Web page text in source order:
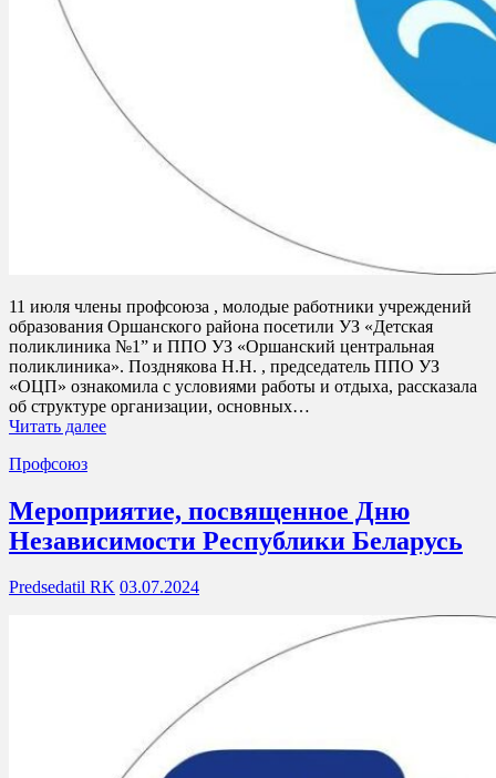
11 июля члены профсоюза , молодые работники учреждений
образования Оршанского района посетили УЗ «Детская
поликлиника №1” и ППО УЗ «Оршанский центральная
поликлиника». Позднякова Н.Н. , председатель ППО УЗ
«ОЦП» ознакомила с условиями работы и отдыха, рассказала
об структуре организации, основных…
Читать далее
Профсоюз
Мероприятие, посвященное Дню
Независимости Республики Беларусь
Predsedatil RK 03.07.2024